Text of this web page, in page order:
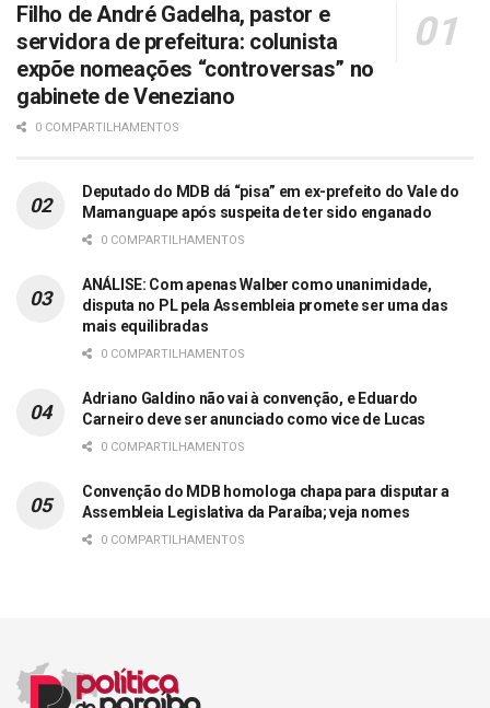
Filho de André Gadelha, pastor e
servidora de prefeitura: colunista
expõe nomeações “controversas” no
gabinete de Veneziano
0 COMPARTILHAMENTOS
Deputado do MDB dá “pisa” em ex-prefeito do Vale do
Mamanguape após suspeita de ter sido enganado
0 COMPARTILHAMENTOS
ANÁLISE: Com apenas Walber como unanimidade,
disputa no PL pela Assembleia promete ser uma das
mais equilibradas
0 COMPARTILHAMENTOS
Adriano Galdino não vai à convenção, e Eduardo
Carneiro deve ser anunciado como vice de Lucas
0 COMPARTILHAMENTOS
Convenção do MDB homologa chapa para disputar a
Assembleia Legislativa da Paraíba; veja nomes
0 COMPARTILHAMENTOS